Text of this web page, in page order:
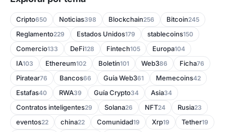
Cripto650 Noticias398 Blockchain256 Bitcoin245
Reglamento229 Estados Unidos179 stablecoins150
Comercio133 DeFi128 Fintech105 Europa104
IA103 Ethereum102 Boletín101 Web386 Ficha76
Piratear76 Bancos66 Guía Web361 Memecoins42
Estafas40 RWA39 Guía Crypto34 Asia34
Contratos inteligentes29 Solana26 NFT24 Rusia23
eventos22 china22 Comunidad19 Xrp19 Tether19